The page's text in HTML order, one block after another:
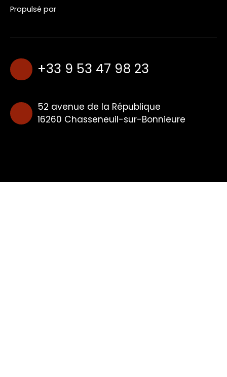
Propulsé par
+33 9 53 47 98 23
52 avenue de la République
16260 Chasseneuil-sur-Bonnieure